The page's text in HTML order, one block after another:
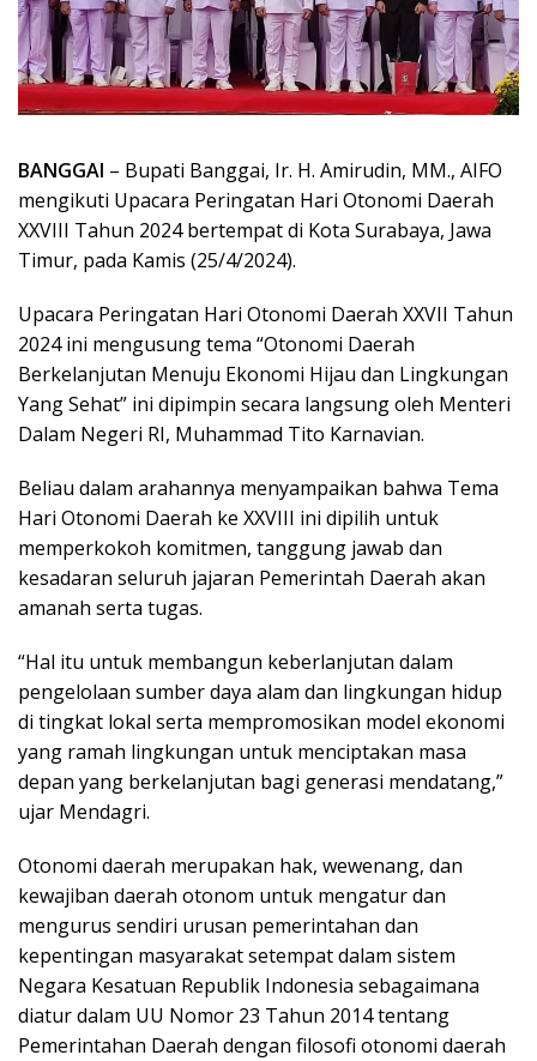
BANGGAI – Bupati Banggai, Ir. H. Amirudin, MM., AIFO
mengikuti Upacara Peringatan Hari Otonomi Daerah
XXVIII Tahun 2024 bertempat di Kota Surabaya, Jawa
Timur, pada Kamis (25/4/2024).
Upacara Peringatan Hari Otonomi Daerah XXVII Tahun
2024 ini mengusung tema “Otonomi Daerah
Berkelanjutan Menuju Ekonomi Hijau dan Lingkungan
Yang Sehat” ini dipimpin secara langsung oleh Menteri
Dalam Negeri RI, Muhammad Tito Karnavian.
Beliau dalam arahannya menyampaikan bahwa Tema
Hari Otonomi Daerah ke XXVIII ini dipilih untuk
memperkokoh komitmen, tanggung jawab dan
kesadaran seluruh jajaran Pemerintah Daerah akan
amanah serta tugas.
“Hal itu untuk membangun keberlanjutan dalam
pengelolaan sumber daya alam dan lingkungan hidup
di tingkat lokal serta mempromosikan model ekonomi
yang ramah lingkungan untuk menciptakan masa
depan yang berkelanjutan bagi generasi mendatang,”
ujar Mendagri.
Otonomi daerah merupakan hak, wewenang, dan
kewajiban daerah otonom untuk mengatur dan
mengurus sendiri urusan pemerintahan dan
kepentingan masyarakat setempat dalam sistem
Negara Kesatuan Republik Indonesia sebagaimana
diatur dalam UU Nomor 23 Tahun 2014 tentang
Pemerintahan Daerah dengan filosofi otonomi daerah